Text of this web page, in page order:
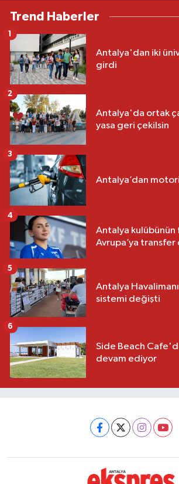
Trend Haberler
Antalya'dan iki
girdi
1
Antalya'da ortak
yasa geri çekilsin
2
Antalya’dan
3
Antalya kulübünün
Avrupa’ya transfer
4
Antalya
sistemi değişti
5
Side Beach
devam ediyor
6